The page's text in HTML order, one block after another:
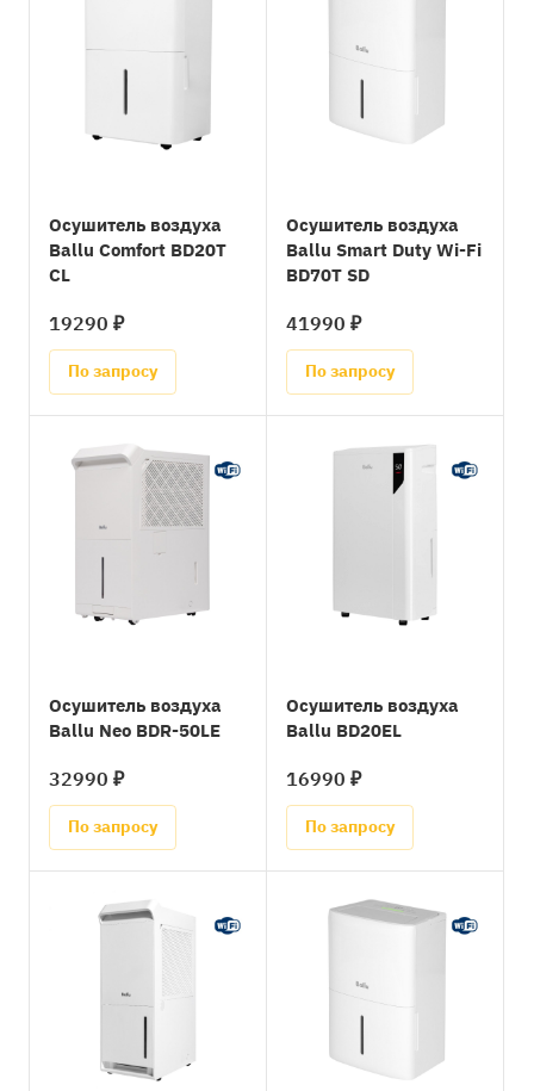
Осушитель воздуха
Ballu Comfort BD20T
CL
19290 ₽
По запросу
Осушитель воздуха
Ballu Smart Duty Wi-Fi
BD70T SD
41990 ₽
По запросу
Осушитель воздуха
Ballu Neo BDR-50LE
32990 ₽
По запросу
Осушитель воздуха
Ballu BD20EL
16990 ₽
По запросу